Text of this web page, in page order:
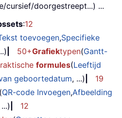
cursief/doorgestreept...) ...
:12
toevoegen,Specifieke
50+Grafiektypen(Gantt-
formules(Leeftijd
geboortedatum, ...)
19
(QR-code Invoegen,Afbeelding
12